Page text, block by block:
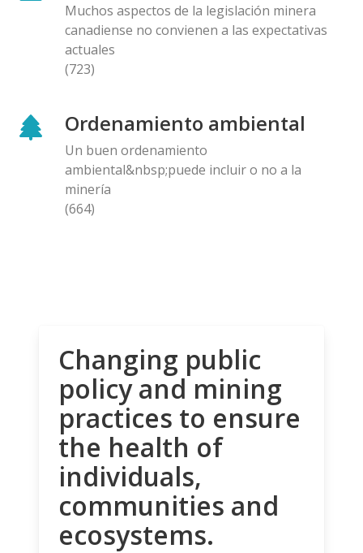
Muchos aspectos de la legislación minera
canadiense no convienen a las expectativas
actuales
(723)
Ordenamiento ambiental
Un buen ordenamiento
ambiental&nbsp;puede incluir o no a la
minería
(664)
Changing public
policy and mining
practices to ensure
the health of
individuals,
communities and
ecosystems.